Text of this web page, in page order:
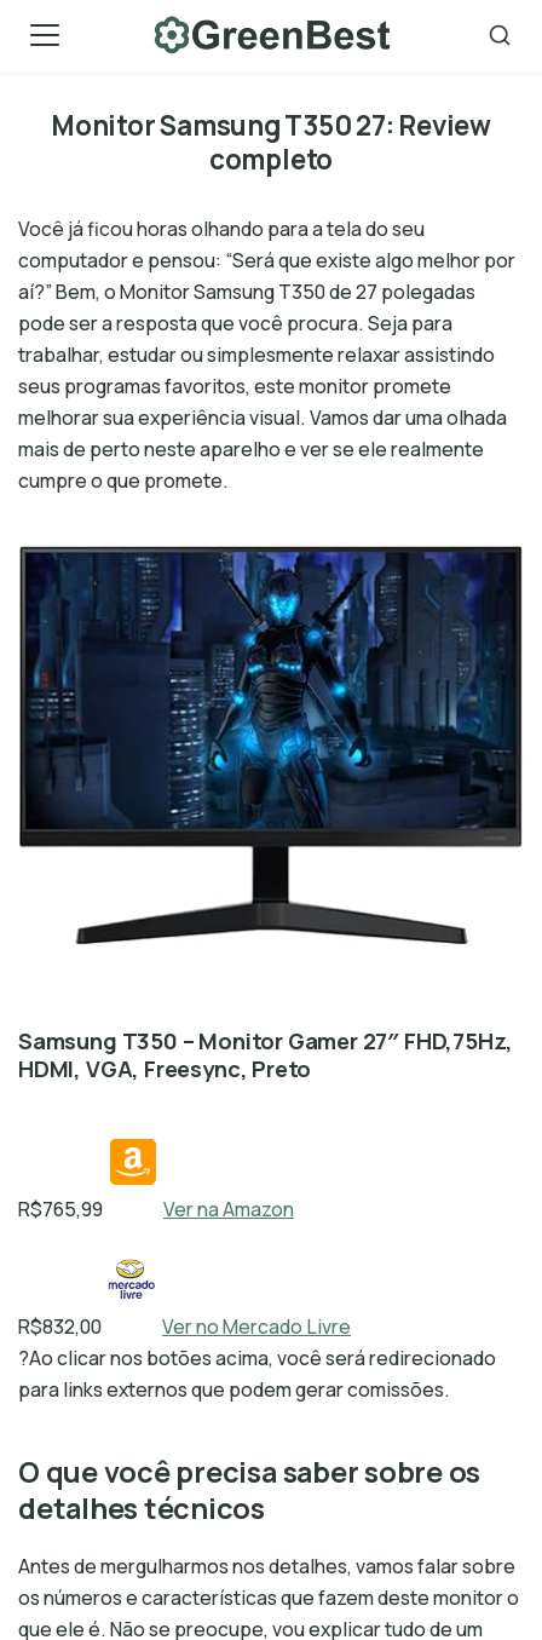
Monitor Samsung T350 27: Review
completo
Você já ficou horas olhando para a tela do seu
computador e pensou: “Será que existe algo melhor por
aí?” Bem, o Monitor Samsung T350 de 27 polegadas
pode ser a resposta que você procura. Seja para
trabalhar, estudar ou simplesmente relaxar assistindo
seus programas favoritos, este monitor promete
melhorar sua experiência visual. Vamos dar uma olhada
mais de perto neste aparelho e ver se ele realmente
cumpre o que promete.
Samsung T350 – Monitor Gamer 27″ FHD,75Hz,
HDMI, VGA, Freesync, Preto
R$765,99 Ver na Amazon
R$832,00
Ver no Mercado Livre
?Ao clicar nos botões acima, você será redirecionado
para links externos que podem gerar comissões.
O que você precisa saber sobre os
detalhes técnicos
Antes de mergulharmos nos detalhes, vamos falar sobre
os números e características que fazem deste monitor o
que ele é. Não se preocupe, vou explicar tudo de um